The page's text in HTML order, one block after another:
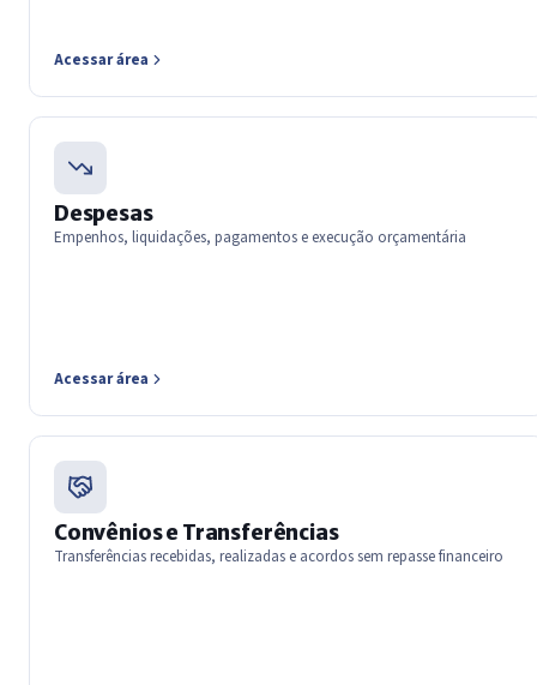
Acessar área
Despesas
Empenhos, liquidações, pagamentos e execução orçamentária
Acessar área
Convênios e Transferências
Transferências recebidas, realizadas e acordos sem repasse financeiro